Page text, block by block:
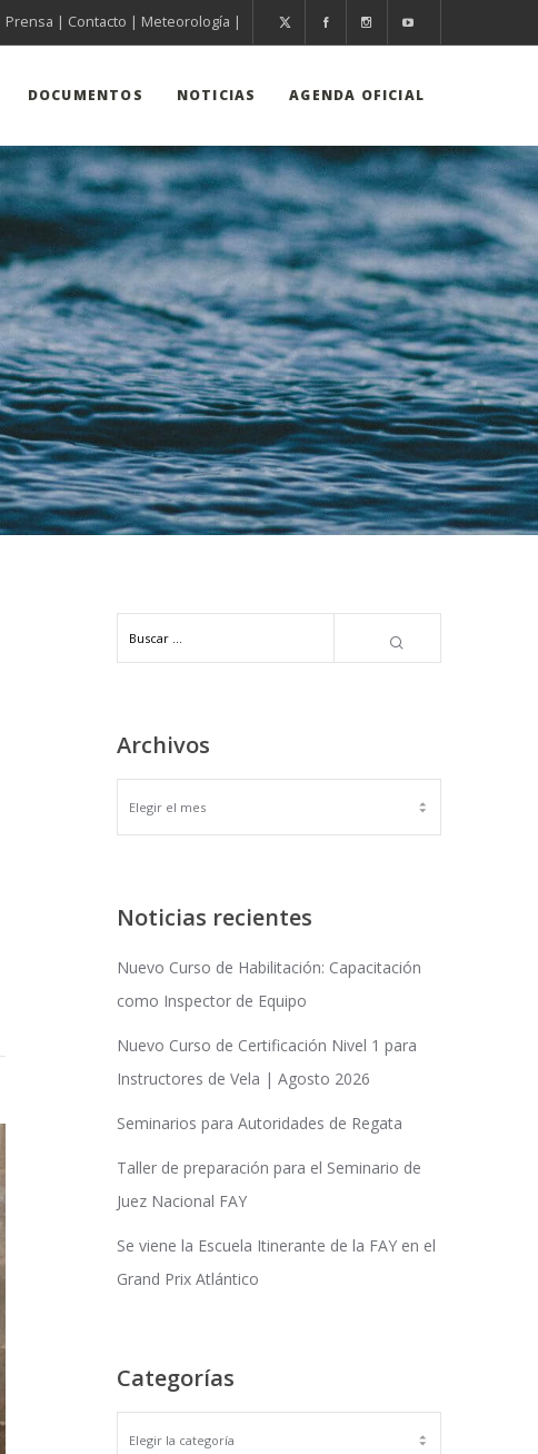
Prensa | Contacto | Meteorología |
DOCUMENTOS NOTICIAS AGENDA OFICIAL
Archivos
ARCHIVOS
Noticias recientes
Nuevo Curso de Habilitación: Capacitación
como Inspector de Equipo
Nuevo Curso de Certificación Nivel 1 para
Instructores de Vela | Agosto 2026
Seminarios para Autoridades de Regata
Taller de preparación para el Seminario de
Juez Nacional FAY
Se viene la Escuela Itinerante de la FAY en el
Grand Prix Atlántico
Categorías